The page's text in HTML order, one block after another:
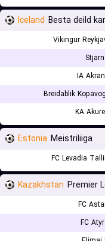
Iceland Besta deild
Vikingur
IA
Breidablik
KA
Estonia Meistriliiga
FC Levadia
Kazakhstan Premier
FC
FC